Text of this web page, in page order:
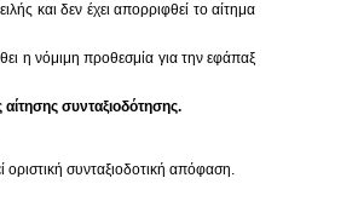
και δεν έχει απορριφθεί το αίτημα
η νόμιμη προθεσμία για την εφάπαξ
συνταξιοδότησης.
συνταξιοδοτική απόφαση.